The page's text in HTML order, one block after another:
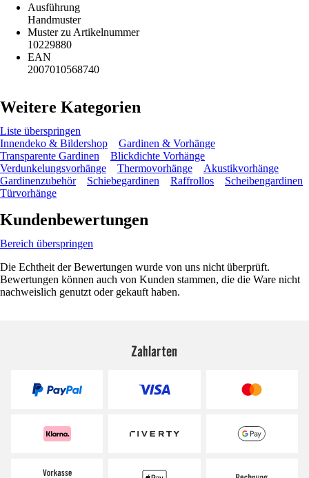
Ausführung
Handmuster
Muster zu Artikelnummer
10229880
EAN
2007010568740
Weitere Kategorien
Liste überspringen
Innendeko & Bildershop
Gardinen & Vorhänge
Transparente Gardinen
Blickdichte Vorhänge
Verdunkelungsvorhänge
Thermovorhänge
Akustikvorhänge
Gardinenzubehör
Schiebegardinen Raffrollos
Scheibengardinen
Türvorhänge
Kundenbewertungen
Bereich überspringen
Die Echtheit der Bewertungen wurde von uns nicht überprüft.
Bewertungen können auch von Kunden stammen, die die Ware nicht
nachweislich genutzt oder gekauft haben.
Zahlarten